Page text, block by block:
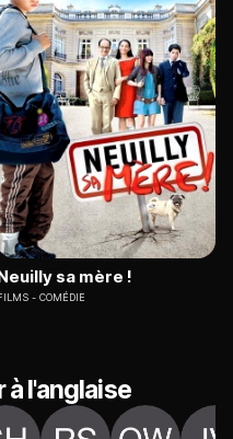
sa mère !
COMÉDIE
à l'anglaise